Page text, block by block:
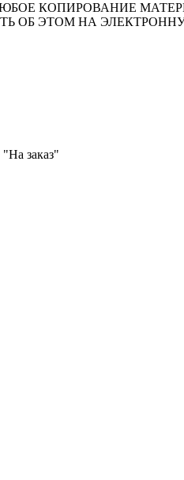
КОПИРОВАНИЕ
ЭТОМ НА ЭЛЕКТРОННУЮ
"На заказ"